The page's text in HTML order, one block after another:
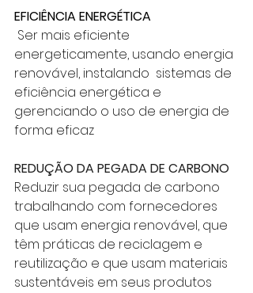
EFICIÊNCIA ENERGÉTICA
Ser mais eficiente
energeticamente, usando energia
renovável, instalando  sistemas de
eficiência energética e
gerenciando o uso de energia de
forma eficaz
REDUÇÃO DA PEGADA DE CARBONO
Reduzir sua pegada de carbono
trabalhando com fornecedores
que usam energia renovável, que
têm práticas de reciclagem e
reutilização e que usam materiais
sustentáveis em seus produtos